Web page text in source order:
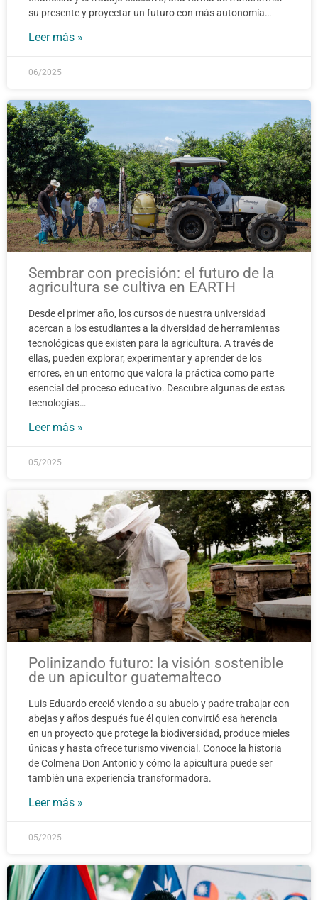
su presente y proyectar un futuro con más autonomía…
Leer más »
06/2025
Sembrar con precisión: el futuro de la
agricultura se cultiva en EARTH
Desde el primer año, los cursos de nuestra universidad
acercan a los estudiantes a la diversidad de herramientas
tecnológicas que existen para la agricultura. A través de
ellas, pueden explorar, experimentar y aprender de los
errores, en un entorno que valora la práctica como parte
esencial del proceso educativo. Descubre algunas de estas
tecnologías…
Leer más »
05/2025
Polinizando futuro: la visión sostenible
de un apicultor guatemalteco
Luis Eduardo creció viendo a su abuelo y padre trabajar con
abejas y años después fue él quien convirtió esa herencia
en un proyecto que protege la biodiversidad, produce mieles
únicas y hasta ofrece turismo vivencial. Conoce la historia
de Colmena Don Antonio y cómo la apicultura puede ser
también una experiencia transformadora.
Leer más »
05/2025